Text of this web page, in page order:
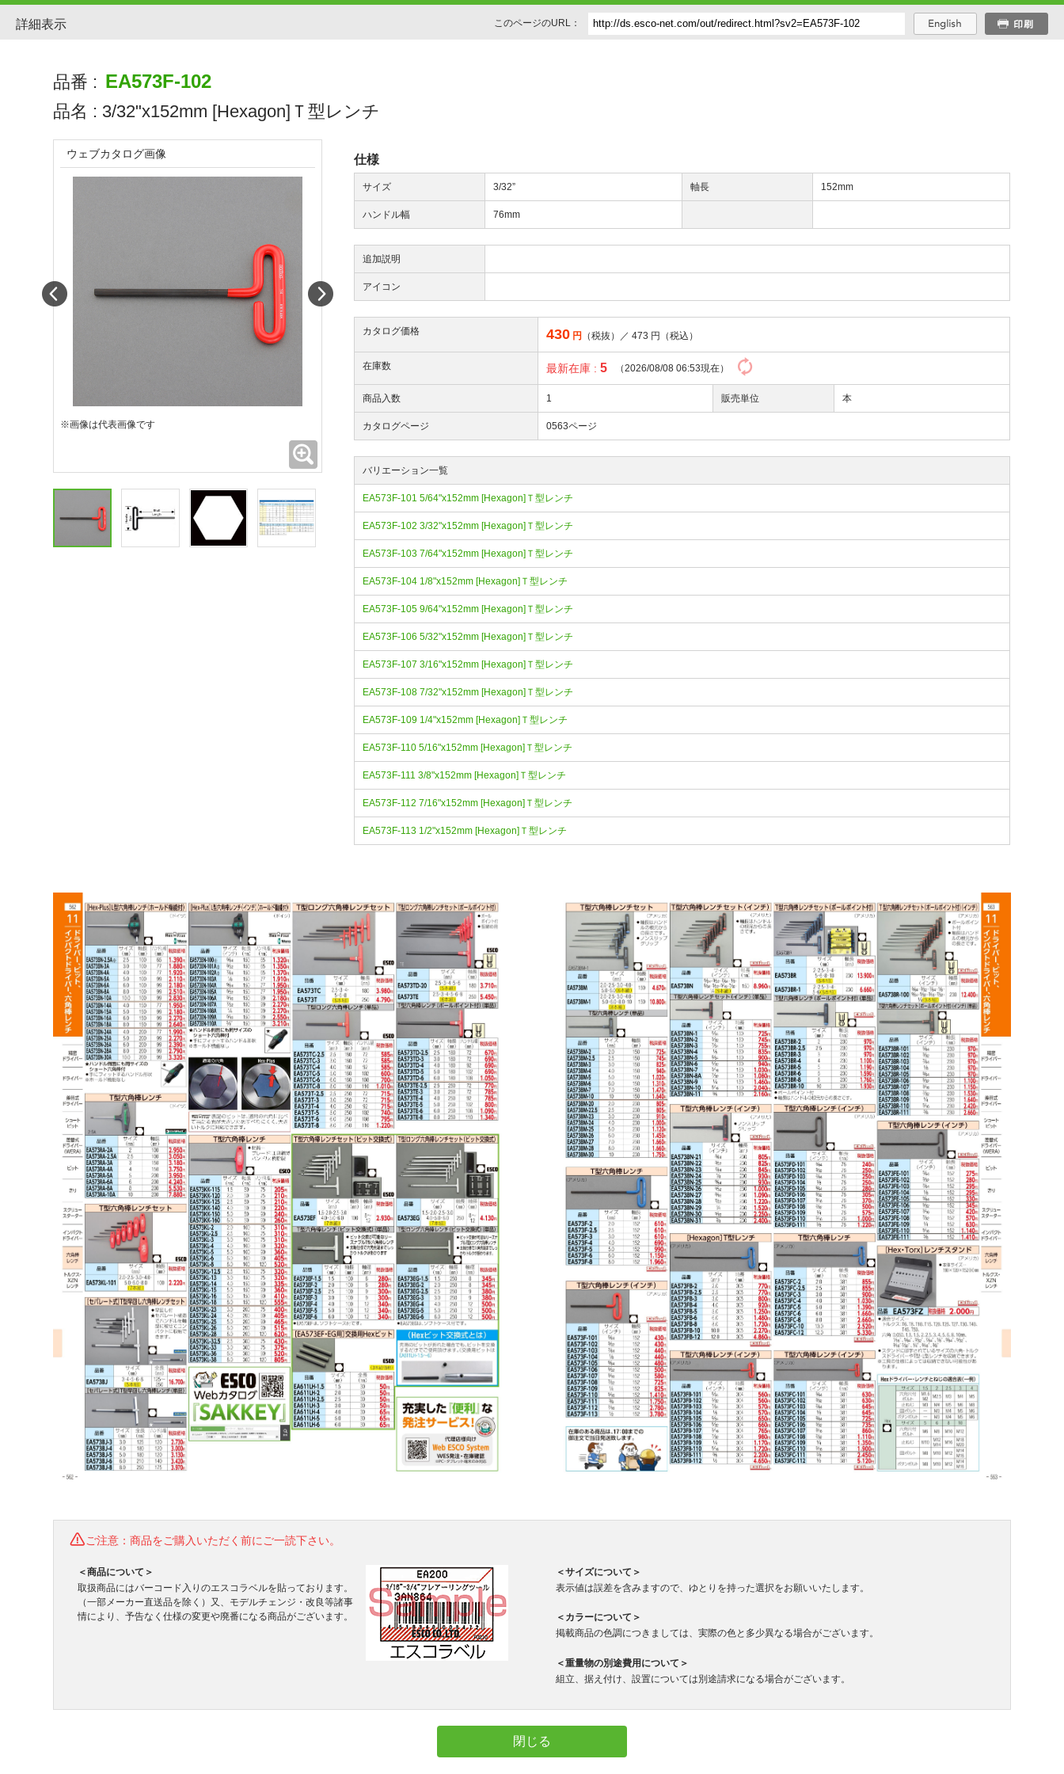
詳細表示 このページのURL：
品番 : EA573F-102
品名 : 3/32"x152mm [Hexagon]Ｔ型レンチ
仕様
サイズ 3/32” 軸長 152mm
ハンドル幅 76mm
追加説明
アイコン
カタログ価格 430 円 （税抜）／473 円（税込）
在庫数 最新在庫 :5 （2026/08/08 06:53現在）
商品入数 1 販売単位 本
カタログページ 0563ページ
バリエーション一覧
EA573F-101 5/64"x152mm [Hexagon]Ｔ型レンチ
EA573F-102 3/32"x152mm [Hexagon]Ｔ型レンチ
EA573F-103 7/64"x152mm [Hexagon]Ｔ型レンチ
EA573F-104 1/8"x152mm [Hexagon]Ｔ型レンチ
EA573F-105 9/64"x152mm [Hexagon]Ｔ型レンチ
EA573F-106 5/32"x152mm [Hexagon]Ｔ型レンチ
EA573F-107 3/16"x152mm [Hexagon]Ｔ型レンチ
EA573F-108 7/32"x152mm [Hexagon]Ｔ型レンチ
EA573F-109 1/4"x152mm [Hexagon]Ｔ型レンチ
EA573F-110 5/16"x152mm [Hexagon]Ｔ型レンチ
EA573F-111 3/8"x152mm [Hexagon]Ｔ型レンチ
EA573F-112 7/16"x152mm [Hexagon]Ｔ型レンチ
EA573F-113 1/2"x152mm [Hexagon]Ｔ型レンチ
ウェブカタログ画像
※画像は代表画像です
ご注意：商品をご購入いただく前にご一読下さい。
＜商品について＞
取扱商品にはバーコード入りのエスコラベルを貼っております。
（一部メーカー直送品を除く）又、モデルチェンジ・改良等諸事
情により、予告なく仕様の変更や廃番になる商品がございます。
＜サイズについて＞
表示値は誤差を含みますので、ゆとりを持った選択をお願いいたします。
＜カラーについて＞
掲載商品の色調につきましては、実際の色と多少異なる場合がございます。
＜重量物の別途費用について＞
組立、据え付け、設置については別途請求になる場合がございます。
閉じる